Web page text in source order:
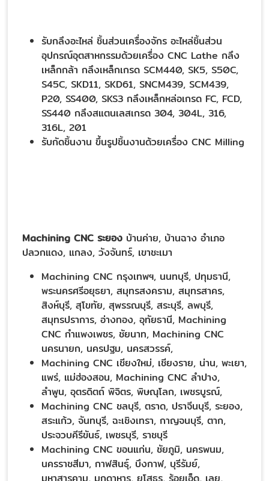
รับกลึงอะไหล่ ชิ้นส่วนเครื่องจักร อะไหล่ชิ้นส่วน
อุปกรณ์อุตสาหกรรมด้วยเครื่อง CNC Lathe กลึง
เหล็กกล้า กลึงเหล็กเกรด SCM440, SK5, S50C,
S45C, SKD11, SKD61, SNCM439, SCM439,
P20, SS400, SKS3 กลึงเหล็กหล่อเกรด FC, FCD,
SS440 กลึงสแตนเลสเกรด 304, 304L, 316,
316L, 201
รับกัดชิ้นงาน ขึ้นรูปชิ้นงานด้วยเครื่อง CNC Milling
Machining CNC ระยอง บ้านค่าย, บ้านฉาง อำเภอ
ปลวกแดง, แกลง, วังจันทร์, เขาชะเมา
Machining CNC กรุงเทพฯ, นนทบุรี, ปทุมธานี,
พระนครศรีอยุธยา, สมุทรสงคราม, สมุทรสาคร,
สิงห์บุรี, สุโขทัย, สุพรรณบุรี, สระบุรี, ลพบุรี,
สมุทรปราการ, อ่างทอง, อุทัยธานี, Machining
CNC กำแพงเพชร, ชัยนาท, Machining CNC
นครนายก, นครปฐม, นครสวรรค์,
Machining CNC เชียงใหม่, เชียงราย, น่าน, พะเยา,
แพร่, แม่ฮ่องสอน, Machining CNC ลำปาง,
ลำพูน, อุตรดิตถ์ พิจิตร, พิษณุโลก, เพชรบูรณ์,
Machining CNC ชลบุรี, ตราด, ปราจีนบุรี, ระยอง,
สระแก้ว, จันทบุรี, ฉะเชิงเทรา, กาญจนบุรี, ตาก,
ประจวบคีรีขันธ์, เพชรบุรี, ราชบุรี
Machining CNC ขอนแก่น, ชัยภูมิ, นครพนม,
นครราชสีมา, กาฬสินธุ์, บึงกาฬ, บุรีรัมย์,